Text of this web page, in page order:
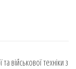
військової техніки з